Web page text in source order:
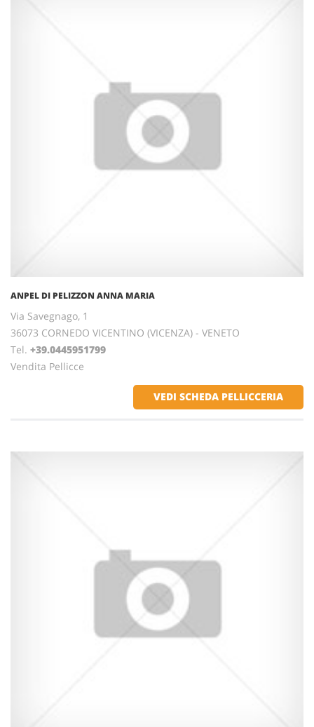
ANPEL DI PELIZZON ANNA MARIA
Via Savegnago, 1
36073 CORNEDO VICENTINO (VICENZA) - VENETO
Tel. +39.0445951799
Vendita Pellicce
VEDI SCHEDA PELLICCERIA